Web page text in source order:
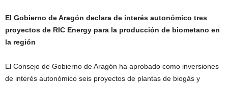
El Gobierno de Aragón declara de interés autonómico tres
proyectos de RIC Energy para la producción de biometano en
la región
El Consejo de Gobierno de Aragón ha aprobado como inversiones
de interés autonómico seis proyectos de plantas de biogás y